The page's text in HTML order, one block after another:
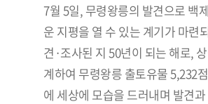
7월 5일, 무령왕릉의 발견으로 백
운 지평을 열 수 있는 계기가 마련
견·조사된 지 50년이 되는 해로,
계하여 무령왕릉 출토유물 5,232
에 세상에 모습을 드러내며 발견